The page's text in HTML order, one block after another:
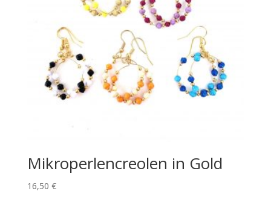
Mikroperlencreolen in Gold
16,50 €